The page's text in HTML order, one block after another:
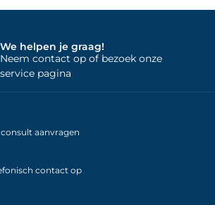
We helpen je graag!
Neem contact op of bezoek onze
service pagina
aanvragen
contact op